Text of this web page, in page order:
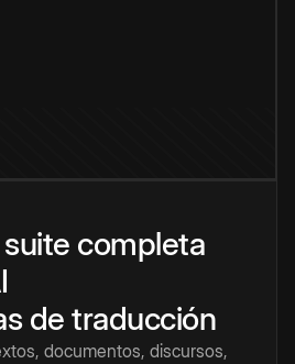
completa
de traducción
documentos, discursos,